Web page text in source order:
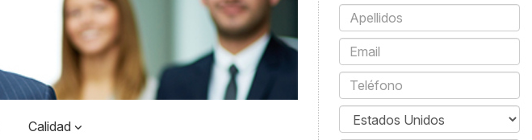
Calidad